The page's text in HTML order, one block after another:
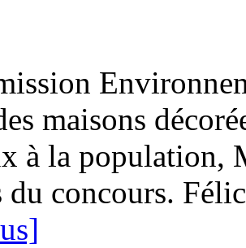
maisons
à la population,
du concours.